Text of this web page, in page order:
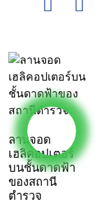
ลานจอด
เฮลิคอปเตอร์
บนชั้นดาดฟ้า
ของสถานี
ตำรวจ